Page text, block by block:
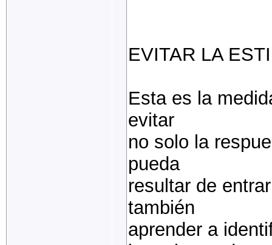
EVITAR LA
Esta es la
evitar
no solo la
pueda
resultar de
también
aprender a